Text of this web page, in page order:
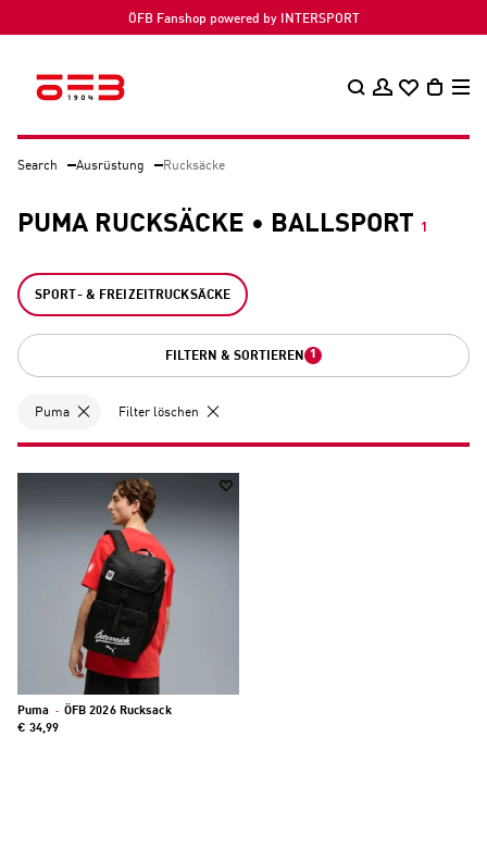
ÖFB Fanshop powered by INTERSPORT
Search Ausrüstung Rucksäcke
PUMA RUCKSÄCKE • BALLSPORT 1
SPORT- & FREIZEITRUCKSÄCKE
FILTERN & SORTIEREN 1
Puma Filter löschen
Puma · ÖFB 2026 Rucksack
€ 34,99